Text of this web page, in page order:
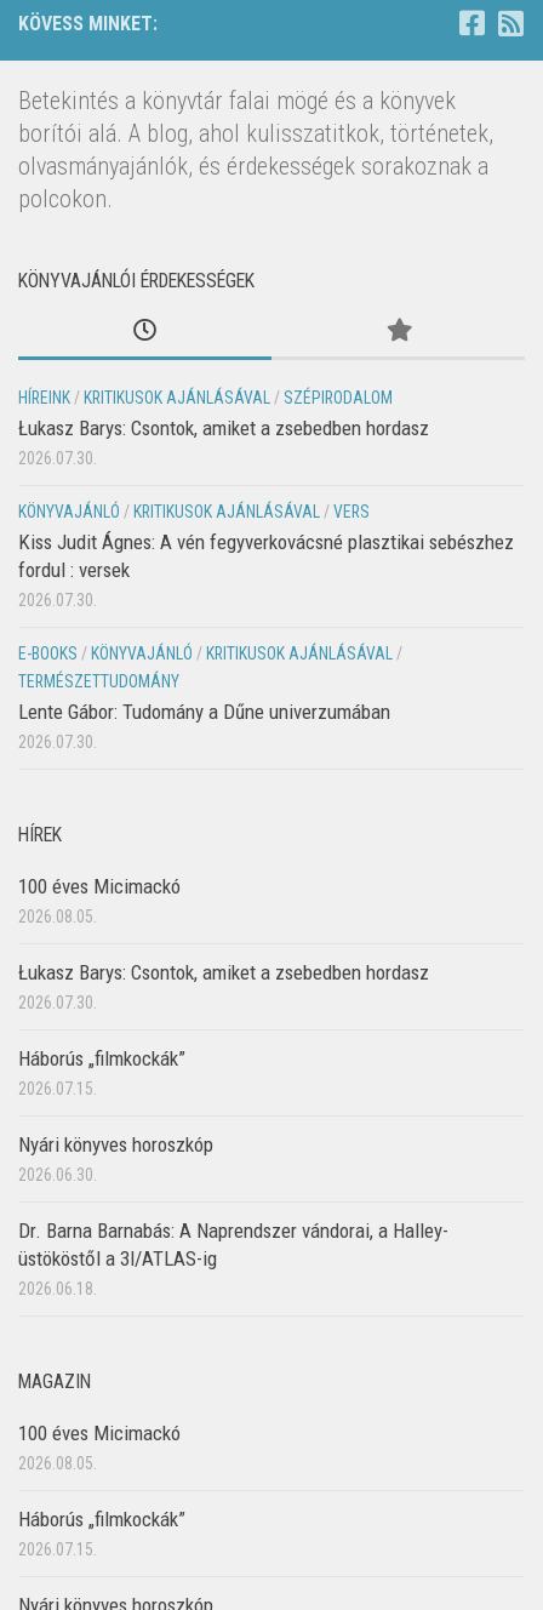
KÖVESS MINKET:
Betekintés a könyvtár falai mögé és a könyvek
borítói alá. A blog, ahol kulisszatitkok, történetek,
olvasmányajánlók, és érdekességek sorakoznak a
polcokon.
KÖNYVAJÁNLÓI ÉRDEKESSÉGEK
HÍREINK /KRITIKUSOK AJÁNLÁSÁVAL / SZÉPIRODALOM
Łukasz Barys: Csontok, amiket a zsebedben hordasz
2026.07.30.
KÖNYVAJÁNLÓ /KRITIKUSOK AJÁNLÁSÁVAL /VERS
Kiss Judit Ágnes: A vén fegyverkovácsné plasztikai sebészhez
fordul : versek
2026.07.30.
E-BOOKS /KÖNYVAJÁNLÓ /KRITIKUSOK AJÁNLÁSÁVAL /
TERMÉSZETTUDOMÁNY
Lente Gábor: Tudomány a Dűne univerzumában
2026.07.30.
HÍREK
100 éves Micimackó
2026.08.05.
Łukasz Barys: Csontok, amiket a zsebedben hordasz
2026.07.30.
Háborús „filmkockák”
2026.07.15.
Nyári könyves horoszkóp
2026.06.30.
Dr. Barna Barnabás: A Naprendszer vándorai, a Halley-
üstököstől a 3I/ATLAS-ig
2026.06.18.
MAGAZIN
100 éves Micimackó
2026.08.05.
Háborús „filmkockák”
2026.07.15.
Nyári könyves horoszkóp